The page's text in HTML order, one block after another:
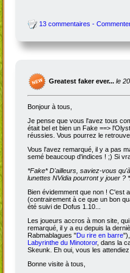
13 commentaires -
Greatest faker ever... le
Bonjour à tous,
Je pense que vous l'avez tous
était bel et bien un Fake ==>
réussies. Vous pourrez le
Vous l'avez remarqué, il y a pas
semé beaucoup d'indices ! ;) Si
*Fake*D'ailleurs, saviez-vous
lunettes NVidia pourront y jouer ?
Bien évidemment que non ! C'est
(contrairement à ce que un bon
été suivi de Dofus 1.10...
Les joueurs accros à mon site,
remarqué, il y a eu depuis la
Rabmablagues "Du rire en barre
Labyrinthe du Minotoror, dans la
Skeunk. Eh oui, vous les
Bonne visite à tous,